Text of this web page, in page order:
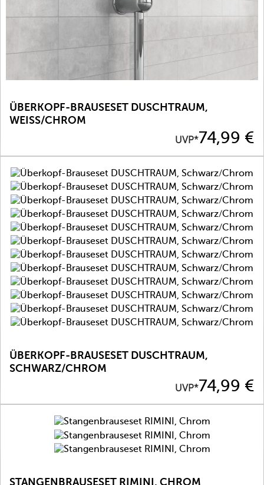
ÜBERKOPF-BRAUSESET DUSCHTRAUM,
WEISS/CHROM
Preis
UVP*74,99 €
ÜBERKOPF-BRAUSESET DUSCHTRAUM,
SCHWARZ/CHROM
Preis
UVP*74,99 €
STANGENBRAUSESET RIMINI, CHROM